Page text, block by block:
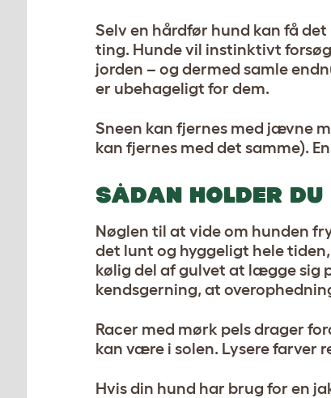
Selv en hårdfør hund kan få
ting. Hunde vil instinktivt
jorden – og dermed samle
er ubehageligt for dem.
Sneen kan fjernes med jævne
kan fjernes med det samme).
SÅDAN HOLDER DU
Nøglen til at vide om hunden
det lunt og hyggeligt hele
kølig del af gulvet at lægge sig
kendsgerning, at
Racer med mørk pels drager
kan være i solen. Lysere farver
Hvis din hund har brug for en